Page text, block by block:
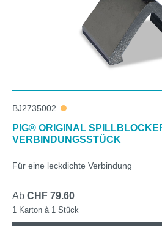
BJ2735002
PIG® ORIGINAL
VERBINDUNGSSTÜCK
Für eine leckdichte Verbindung
Ab CHF 79.60
1 Karton à 1 Stück